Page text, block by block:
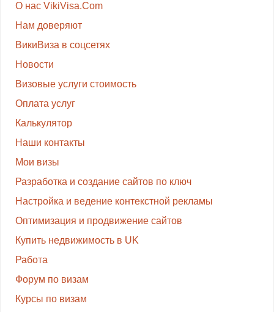
О нас VikiVisa.Com
Нам доверяют
ВикиВиза в соцсетях
Новости
Визовые услуги стоимость
Оплата услуг
Калькулятор
Наши контакты
Мои визы
Разработка и создание сайтов по ключ
Настройка и ведение контекстной рекламы
Оптимизация и продвижение сайтов
Купить недвижимость в UK
Работа
Форум по визам
Курсы по визам